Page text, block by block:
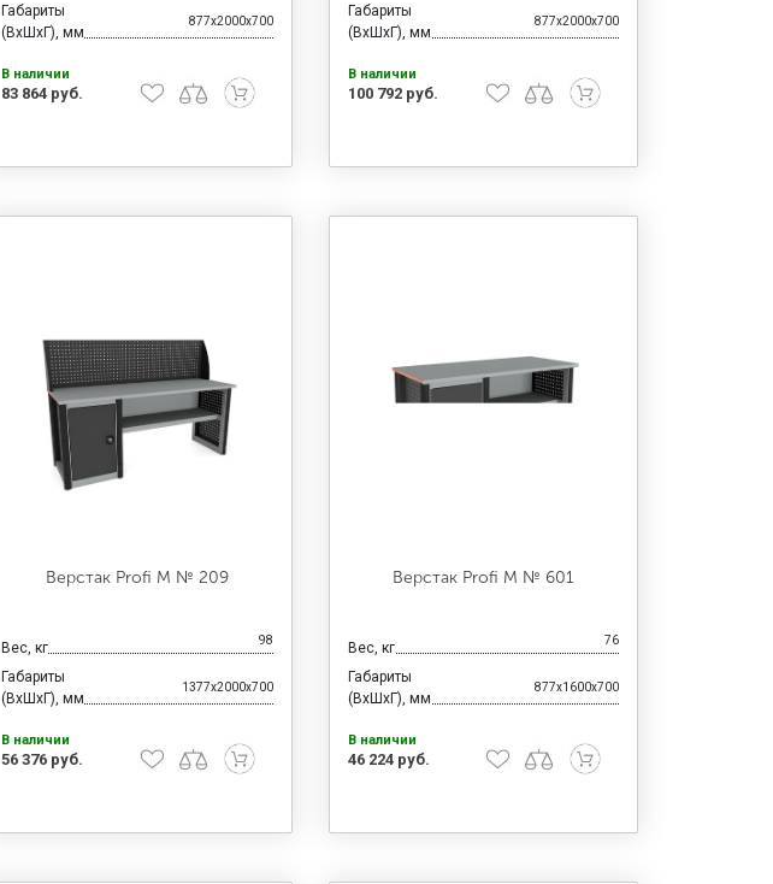
Габариты
(ВхШхГ), мм
877x2000x700
В наличии
83 864 руб.
Габариты
(ВхШхГ), мм
877x2000x700
В наличии
100 792 руб.
Верстак Profi M № 209
Вес, кг 98
Габариты
(ВхШхГ), мм
1377x2000x700
В наличии
56 376 руб.
Верстак Profi M № 601
Вес, кг 76
Габариты
(ВхШхГ), мм
877x1600x700
В наличии
46 224 руб.